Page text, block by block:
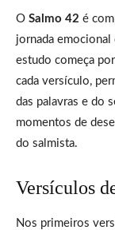
O Salmo 42 é
jornada
estudo começa
cada versículo,
das palavras e do
momentos de
do salmista.
Versículos
Nos primeiros